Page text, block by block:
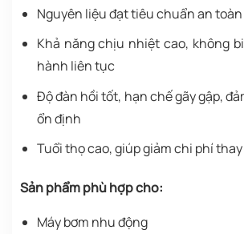
Nguyên liệu đạt tiêu chuẩn an
Khả năng chịu nhiệt cao, không
hành liên tục
Độ đàn hồi tốt, hạn chế gãy gập,
ổn định
Tuổi thọ cao, giúp giảm chi phí
Sản phẩm phù hợp cho:
Máy bơm nhu động